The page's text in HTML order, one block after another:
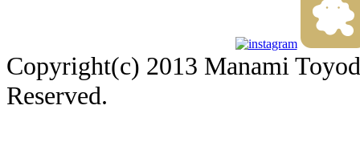
Copyright(c) 2013 Manami
Reserved.